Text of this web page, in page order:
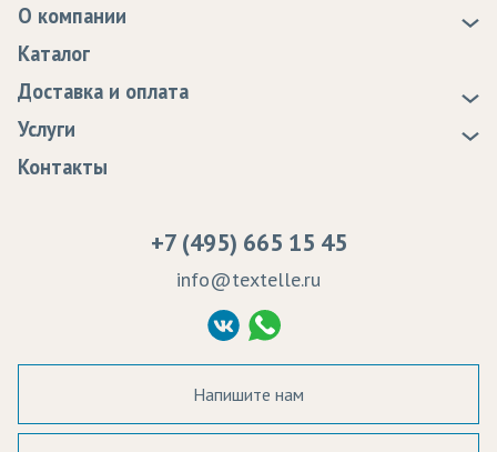
О компании
Статьи
Программа лояльности
Сертификаты качества
Судебные решения
Политика Конфиденциальности
Согласие на обработку ПД
Каталог
Доставка и оплата
Доставка
Оплата
Услуги
Образцы
Контакты
+7 (495) 665 15 45
info@textelle.ru
Напишите нам